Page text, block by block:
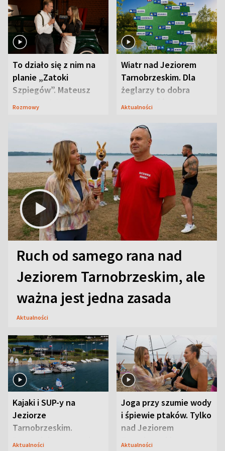
To działo się z nim na
planie „Zatoki
Szpiegów”. Mateusz
Janicki odsłonił
Rozmowy
Wiatr nad Jeziorem
Tarnobrzeskim. Dla
żeglarzy to dobra
wiadomość
Aktualności
Ruch od samego rana nad
Jeziorem Tarnobrzeskim, ale
ważna jest jedna zasada
Aktualności
Kajaki i SUP-y na
Jeziorze
Tarnobrzeskim.
Przyrodnicy zwracają
Aktualności
Joga przy szumie wody
i śpiewie ptaków. Tylko
nad Jeziorem
Tarnobrzeskim
Aktualności